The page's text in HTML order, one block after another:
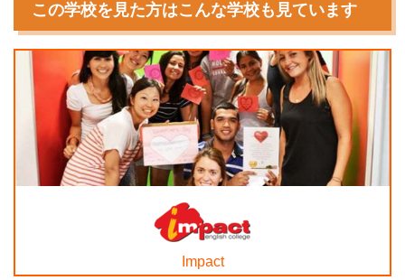
この学校を見た方はこんな学校も見ています
Impact